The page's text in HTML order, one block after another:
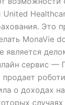
United
Это
MonaVie
является
сервис —
о доходах